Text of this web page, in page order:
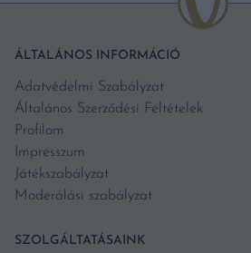
ÁLTALÁNOS INFORMÁCIÓ
Adatvédelmi Szabályzat
Általános Szerződési Feltételek
Profilom
Impresszum
Játékszabályzat
Moderálási szabályzat
SZOLGÁLTATÁSAINK